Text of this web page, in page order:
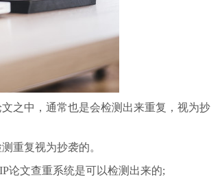
之中，通常也是会检测出来重复，视为抄
重复视为抄袭的。
论文查重系统是可以检测出来的;